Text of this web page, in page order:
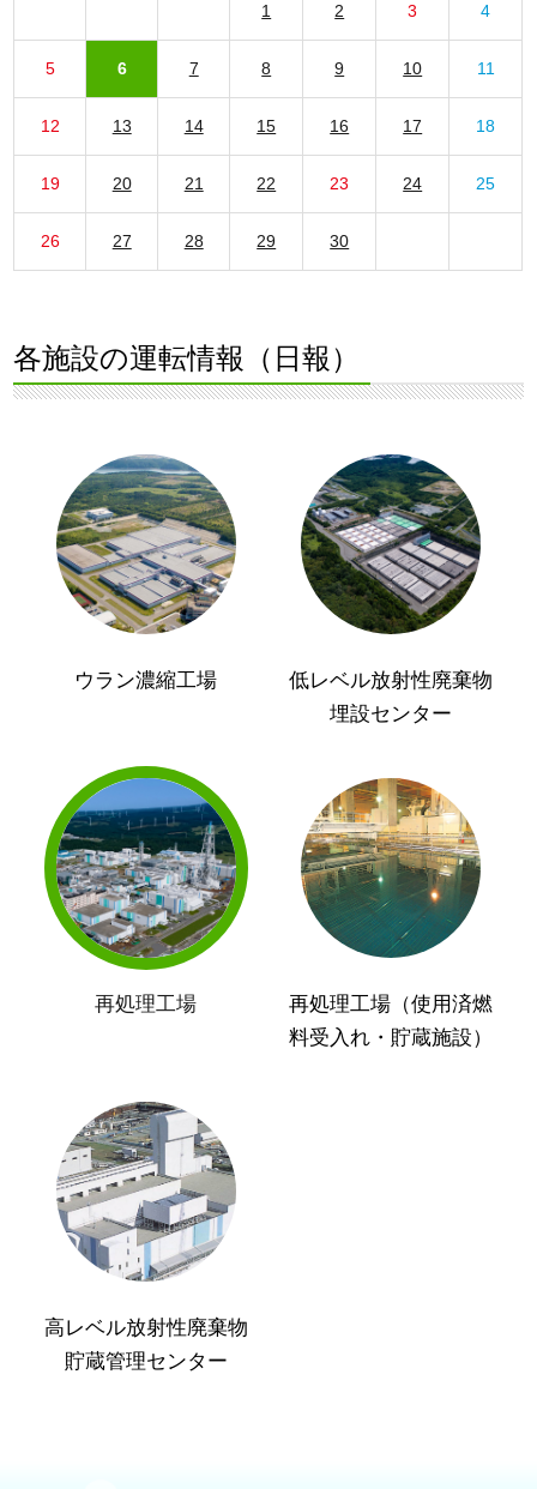
1 2 3 4
5 6 7 8 9 10 11
12 13 14 15 16 17 18
19 20 21 22 23 24 25
26 27 28 29 30
各施設の運転情報（日報）
ウラン濃縮工場
低レベル放射性廃棄物
埋設センター
再処理工場
再処理工場（使用済燃
料受入れ・貯蔵施設）
高レベル放射性廃棄物
貯蔵管理センター